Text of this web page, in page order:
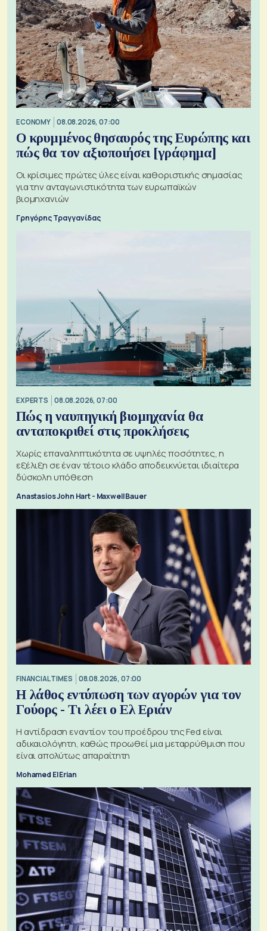
ECONOMY 08.08.2026, 07:00
Ο κρυμμένος θησαυρός της Ευρώπης και
πώς θα τον αξιοποιήσει [γράφημα]
Οι κρίσιμες πρώτες ύλες είναι καθοριστικής σημασίας
για την ανταγωνιστικότητα των ευρωπαϊκών
βιομηχανιών
Γρηγόρης Τραγγανίδας
EXPERTS 08.08.2026, 07:00
Πώς η ναυπηγική βιομηχανία θα
ανταποκριθεί στις προκλήσεις
Χωρίς επαναληπτικότητα σε υψηλές ποσότητες, η
εξέλιξη σε έναν τέτοιο κλάδο αποδεικνύεται ιδιαίτερα
δύσκολη υπόθεση
Anastasios John Hart - Maxwell Bauer
FINANCIAL TIMES 08.08.2026, 07:00
Η λάθος εντύπωση των αγορών για τον
Γούορς - Τι λέει ο Ελ Εριάν
Η αντίδραση εναντίον του προέδρου της Fed είναι
αδικαιολόγητη, καθώς προωθεί μια μεταρρύθμιση που
είναι απολύτως απαραίτητη
Mohamed El Erian